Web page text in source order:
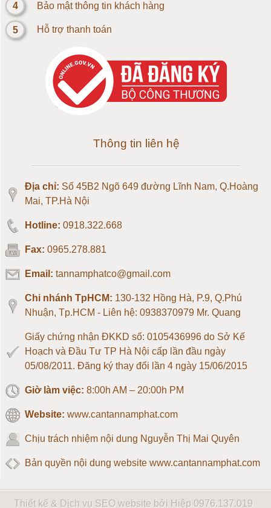
Loadcell 10kg
Loadcell 20kg
Loadcell 30kg
Loadcell 50kg
Loadcell 150kg
Loadcell 200kg
Loadcell 300kg
Loadcell 1 tấn
Loadcell 3 tấn
Loadcell 5 tấn
Loadcell 10 tấn
4 Bảo mật thông tin khách hàng
5 Hỗ trợ thanh toán
Thông tin liên hệ
Địa chỉ: Số 45B2 Ngõ 649 đường Lĩnh Nam, Q.Hoàng
Mai, TP.Hà Nội
Hotline: 0918.322.668
Fax: 0965.278.881
Email: tannamphatco@gmail.com
Chi nhánh TpHCM: 130-132 Hồng Hà, P.9, Q.Phú
Nhuận, Tp.HCM - Liên hệ: 0938370979 Mr. Quang
Giấy chứng nhận ĐKKD số: 0105436996 do Sở Kế
Hoạch và Đầu Tư TP Hà Nội cấp lần đầu ngày
05/08/2011. Đăng ký thay đổi lần 4 ngày 15/06/2015
Giờ làm việc: 8:00h AM – 20:00h PM
Website: www.cantannamphat.com
Chịu trách nhiệm nội dung Nguyễn Thị Mai Quyên
Bản quyền nội dung website www.cantannamphat.com
Thiết kế & Dịch vụ SEO website bởi Hiệp 0976.137.019